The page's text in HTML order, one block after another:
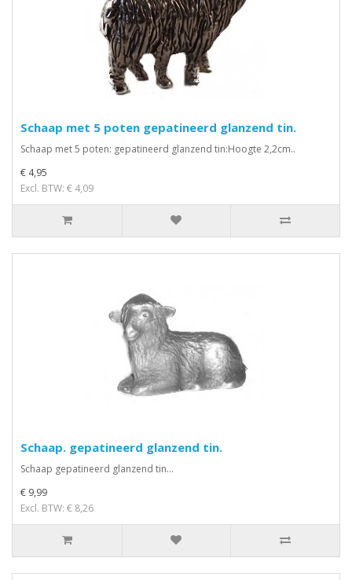
Schaap met 5 poten gepatineerd glanzend tin.
Schaap met 5 poten: gepatineerd glanzend tin:Hoogte 2,2cm..
€ 4,95
Excl. BTW: € 4,09
Schaap. gepatineerd glanzend tin.
Schaap gepatineerd glanzend tin...
€ 9,99
Excl. BTW: € 8,26